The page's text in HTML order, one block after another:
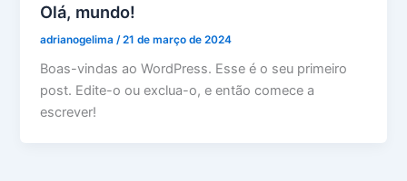
Olá, mundo!
adrianogelima /21 de março de 2024
Boas-vindas ao WordPress. Esse é o seu primeiro
post. Edite-o ou exclua-o, e então comece a
escrever!